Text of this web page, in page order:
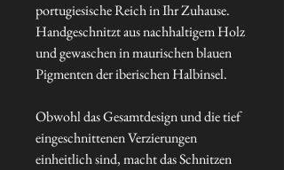
portugiesische Reich in Ihr Zuhause.
Handgeschnitzt aus nachhaltigem Holz
und gewaschen in maurischen blauen
Pigmenten der iberischen Halbinsel.
Obwohl das Gesamtdesign und die tief
eingeschnittenen Verzierungen
einheitlich sind, macht das Schnitzen